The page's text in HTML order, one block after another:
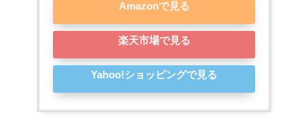
Amazonで見る
楽天市場で見る
Yahoo!ショッピングで見る